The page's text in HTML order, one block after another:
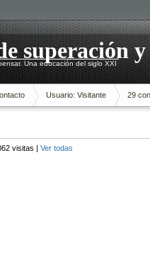
superación
Una educación del siglo XXI
Usuario: Visitante 29
visitas | Ver todas